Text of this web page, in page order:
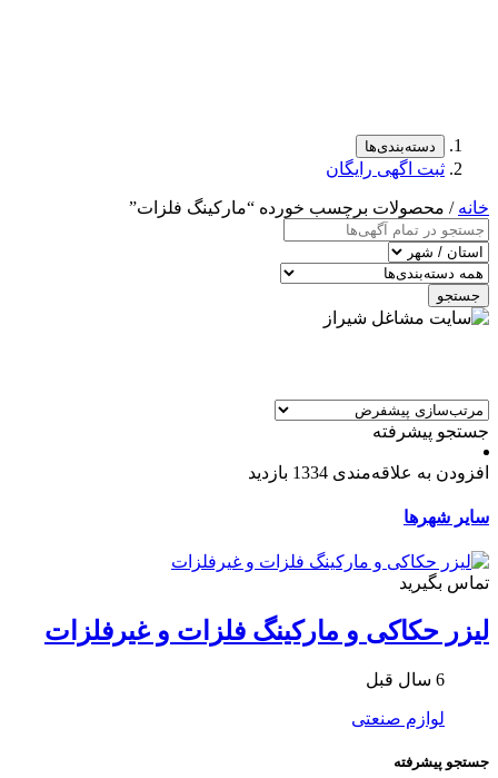
دسته‌بندی‌ها
ثبت اگهی رایگان
خانه / محصولات برچسب خورده “مارکینگ فلزات”
جستجو
جستجو پیشرفته
افزودن به علاقه‌مندی 1334 بازدید
سایر شهرها
تماس بگیرید
لیزر حکاکی و مارکینگ فلزات و غیرفلزات
6 سال قبل
لوازم صنعتی
جستجو پیشرفته